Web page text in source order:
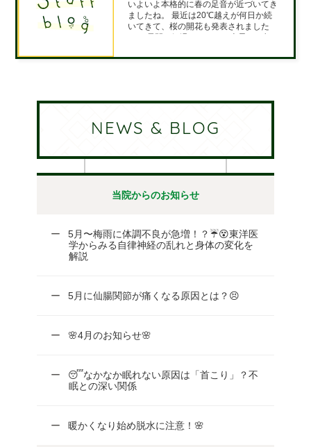
いよいよ本格的に春の足音が近づいてき
ましたね。 最近は20℃越えが何日か続
いてきて、桜の開花も発表されました
季節です。 花粉症の症状に悩まれる人
NEWS & BLOG
当院からのお知らせ
5月〜梅雨に体調不良が急増！？☔😵東洋医
学からみる自律神経の乱れと身体の変化を
解説
5月に仙腸関節が痛くなる原因とは？😣
🌸4月のお知らせ🌸
😴なかなか眠れない原因は「首こり」？不
眠との深い関係
暖かくなり始め脱水に注意！🌸